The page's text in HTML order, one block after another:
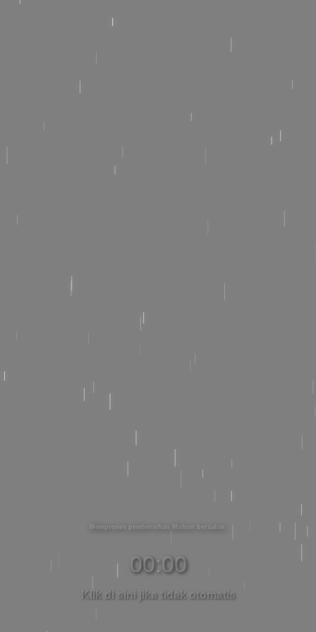
Memproses pembersihan Mohon bersabar
00:00
Klik di sini jika tidak otomatis